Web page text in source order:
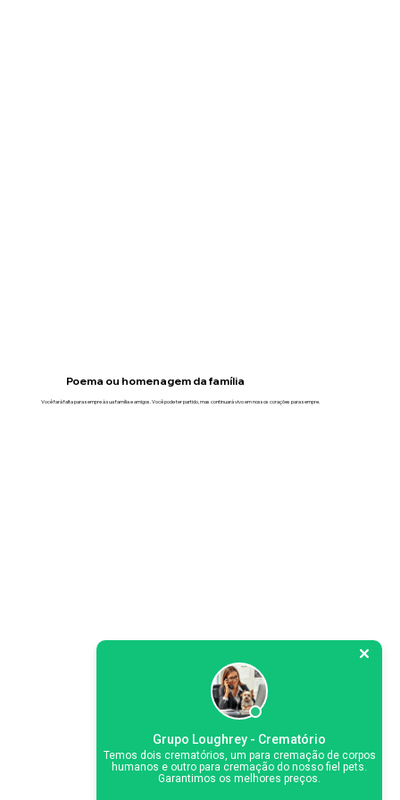
Poema ou homenagem da família
Você fará falta para sempre à sua família e amigos. Você pode ter partido, mas continuará vivo em nossos corações para sempre.
Grupo Loughrey - Crematório
Temos dois crematórios, um para cremação de corpos
humanos e outro para cremação do nosso fiel pets.
Garantimos os melhores preços.